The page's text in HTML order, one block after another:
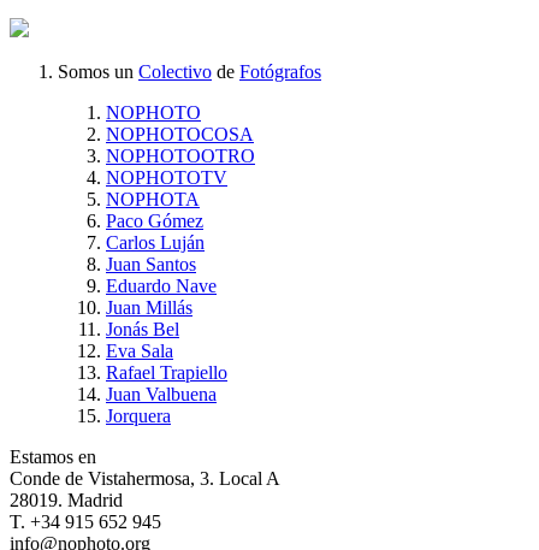
Somos un Colectivo de Fotógrafos
NOPHOTO
NOPHOTOCOSA
NOPHOTOOTRO
NOPHOTOTV
NOPHOTA
Paco Gómez
Carlos Luján
Juan Santos
Eduardo Nave
Juan Millás
Jonás Bel
Eva Sala
Rafael Trapiello
Juan Valbuena
Jorquera
Estamos en
Conde de Vistahermosa, 3. Local A
28019. Madrid
T. +34 915 652 945
info@nophoto.org